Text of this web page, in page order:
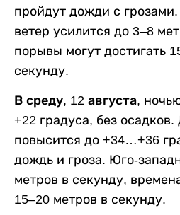
пройдут дожди с
ветер усилится до 3–8
порывы могут достигать
секунду.
В среду, 12 августа,
+22 градуса, без
повысится до +34…+36
дождь и гроза. Юго-
метров в секунду,
15–20 метров в секунду.